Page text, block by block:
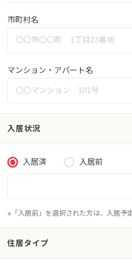
市町村名
マンション・アパート名
入居状況
入居済 入居前
※「入居前」を選択された方は、入居予
住居タイプ